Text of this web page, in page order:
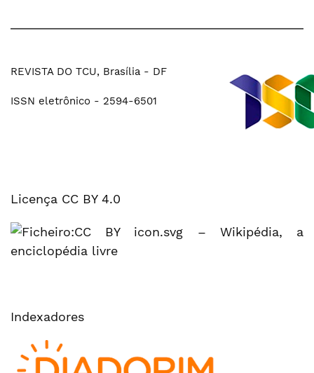
REVISTA DO TCU, Brasília - DF
ISSN eletrônico - 2594-6501
Licença CC BY 4.0
Indexadores